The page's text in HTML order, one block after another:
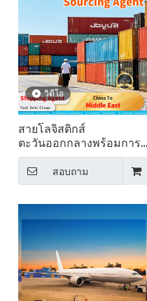
วิดีโอ
สายโลจิสติกส์
ตะวันออกกลางพร้อมการ
เคลียร์สินค้ารวมภาษี
สอบถาม